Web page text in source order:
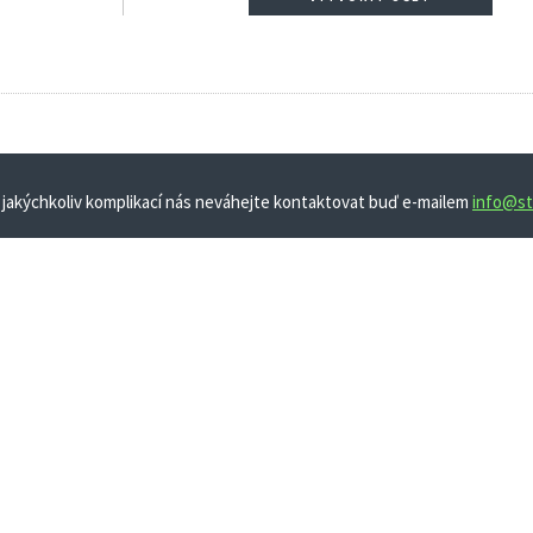
jakýchkoliv komplikací nás neváhejte kontaktovat buď e-mailem